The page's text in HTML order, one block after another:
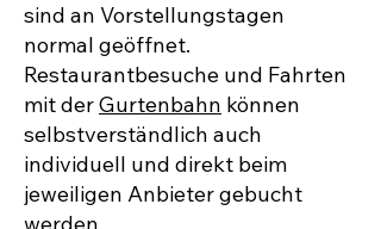
sind an Vorstellungstagen
normal geöffnet.
Restaurantbesuche und Fahrten
mit derGurtenbahn können
selbstverständlich auch
individuell und direkt beim
jeweiligen Anbieter gebucht